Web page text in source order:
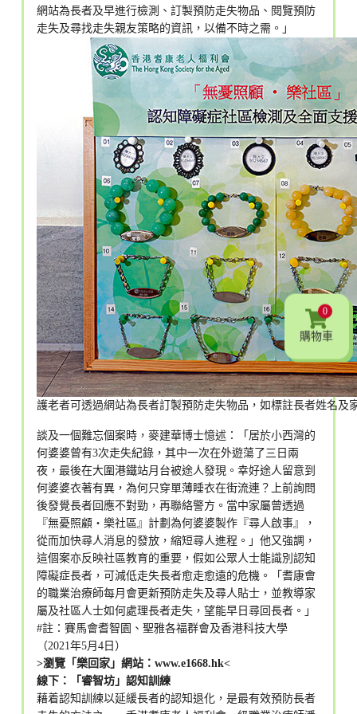
網站為長者及早進行檢測、訂製預防走失物品、閱覽預防
走失及尋找走失親友策略的資訊，以備不時之需。」
護老者可透過網站為長者訂製預防走失物品，如標註長者姓名及
談及一個難忘個案時，麥建華博士憶述：「居於小西灣的
何婆婆曾有3次走失紀錄，其中一次在外遊蕩了三日兩
夜，最後在大圍港鐵站月台被途人發現。幸好途人留意到
何婆婆衣著有異，為何只穿單薄睡衣在街流連？上前詢問
後發覺長者回應不對勁，再聯絡警方。當中家屬曾透過
『無憂照顧‧樂社區』計劃為何婆婆製作『尋人啟事』，
從而加快尋人消息的發放，縮短尋人進程。」他又強調，
這個案亦反映社區教育的重要，假如公眾人士能識別認知
障礙症長者，可減低走失長者愈走愈遠的危機。「耆康會
的職業治療師每月會更新預防走失及尋人貼士，並教導家
屬及社區人士如何處理長者走失，望能早日尋回長者。」
#註：賽馬會耆智園、聖雅各福群會及香港科技大學
（2021年5月4日）
>瀏覽「樂回家」網站：www.e1668.hk<
線下：「睿智坊」認知訓練
藉着認知訓練以延緩長者的認知退化，是最有效預防長者
0
購物車